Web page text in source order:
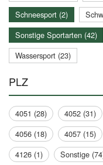
Schneesport (2)
Sonstige Sportarten (42)
Wassersport (23)
PLZ
4051 (28) 4052 (31)
4056 (18)
4057 (15)
4126 (1)
Sonstige